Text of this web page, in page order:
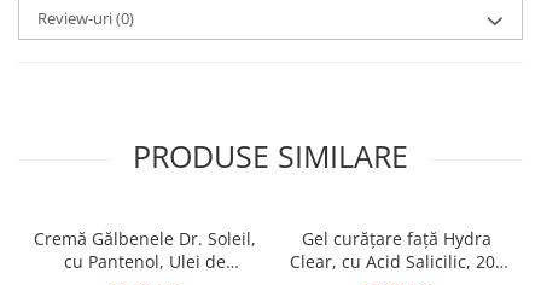
Review-uri(0)
PRODUSE SIMILARE
Cremă Gălbenele Dr. Soleil,
cu Pantenol, Ulei de
Gel curățare față Hydra
Clear, cu Acid Salicilic, 200